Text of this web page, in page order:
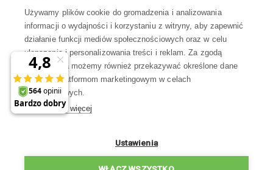
Wszystko o zakupach
Kontakt
Skontaktuj się z Nami
Pon-Pt 8:00—17:00
WSZYSTKIE KONTAKTY
na pierwsze zakupy?
Używamy plików cookie do gromadzenia i analizowania
informacji o wydajności i korzystaniu z witryny, aby zapewnić
działanie funkcji mediów społecznościowych oraz w celu
ulepszania i personalizowania treści i reklam. Za zgodą
użytkownika możemy również przekazywać określone dane
osobowe platformom marketingowym w celach
marketingowych.
Dowiedz się więcej
Ustawienia